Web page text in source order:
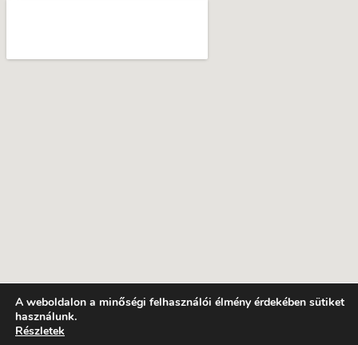
A weboldalon a minőségi felhasználói élmény érdekében sütiket
használunk.
Részletek